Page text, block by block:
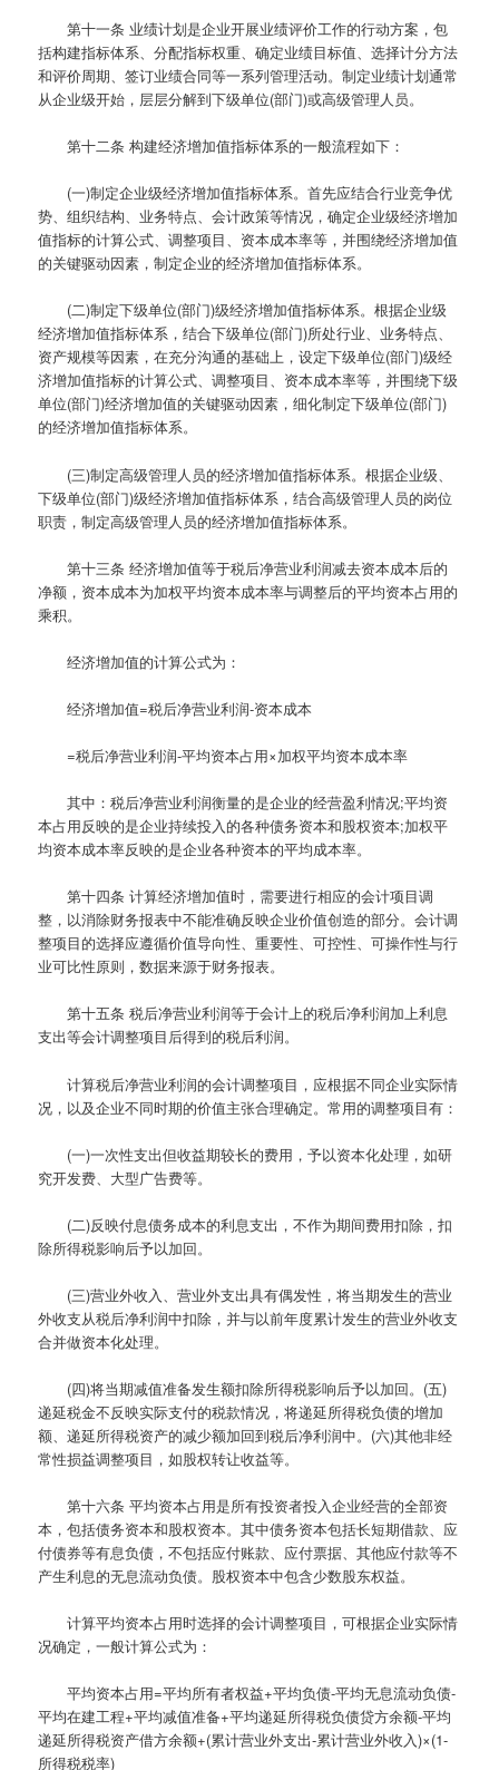
第十一条 业绩计划是企业开展业绩评价工作的行动方案，包
括构建指标体系、分配指标权重、确定业绩目标值、选择计分方法
和评价周期、签订业绩合同等一系列管理活动。制定业绩计划通常
从企业级开始，层层分解到下级单位(部门)或高级管理人员。
第十二条 构建经济增加值指标体系的一般流程如下：
(一)制定企业级经济增加值指标体系。首先应结合行业竞争优
势、组织结构、业务特点、会计政策等情况，确定企业级经济增加
值指标的计算公式、调整项目、资本成本率等，并围绕经济增加值
的关键驱动因素，制定企业的经济增加值指标体系。
(二)制定下级单位(部门)级经济增加值指标体系。根据企业级
经济增加值指标体系，结合下级单位(部门)所处行业、业务特点、
资产规模等因素，在充分沟通的基础上，设定下级单位(部门)级经
济增加值指标的计算公式、调整项目、资本成本率等，并围绕下级
单位(部门)经济增加值的关键驱动因素，细化制定下级单位(部门)
的经济增加值指标体系。
(三)制定高级管理人员的经济增加值指标体系。根据企业级、
下级单位(部门)级经济增加值指标体系，结合高级管理人员的岗位
职责，制定高级管理人员的经济增加值指标体系。
第十三条 经济增加值等于税后净营业利润减去资本成本后的
净额，资本成本为加权平均资本成本率与调整后的平均资本占用的
乘积。
经济增加值的计算公式为：
经济增加值=税后净营业利润-资本成本
=税后净营业利润-平均资本占用×加权平均资本成本率
其中：税后净营业利润衡量的是企业的经营盈利情况;平均资
本占用反映的是企业持续投入的各种债务资本和股权资本;加权平
均资本成本率反映的是企业各种资本的平均成本率。
第十四条 计算经济增加值时，需要进行相应的会计项目调
整，以消除财务报表中不能准确反映企业价值创造的部分。会计调
整项目的选择应遵循价值导向性、重要性、可控性、可操作性与行
业可比性原则，数据来源于财务报表。
第十五条 税后净营业利润等于会计上的税后净利润加上利息
支出等会计调整项目后得到的税后利润。
计算税后净营业利润的会计调整项目，应根据不同企业实际情
况，以及企业不同时期的价值主张合理确定。常用的调整项目有：
(一)一次性支出但收益期较长的费用，予以资本化处理，如研
究开发费、大型广告费等。
(二)反映付息债务成本的利息支出，不作为期间费用扣除，扣
除所得税影响后予以加回。
(三)营业外收入、营业外支出具有偶发性，将当期发生的营业
外收支从税后净利润中扣除，并与以前年度累计发生的营业外收支
合并做资本化处理。
(四)将当期减值准备发生额扣除所得税影响后予以加回。(五)
递延税金不反映实际支付的税款情况，将递延所得税负债的增加
额、递延所得税资产的减少额加回到税后净利润中。(六)其他非经
常性损益调整项目，如股权转让收益等。
第十六条 平均资本占用是所有投资者投入企业经营的全部资
本，包括债务资本和股权资本。其中债务资本包括长短期借款、应
付债券等有息负债，不包括应付账款、应付票据、其他应付款等不
产生利息的无息流动负债。股权资本中包含少数股东权益。
计算平均资本占用时选择的会计调整项目，可根据企业实际情
况确定，一般计算公式为：
平均资本占用=平均所有者权益+平均负债-平均无息流动负债-
平均在建工程+平均减值准备+平均递延所得税负债贷方余额-平均
递延所得税资产借方余额+(累计营业外支出-累计营业外收入)×(1-
所得税税率)